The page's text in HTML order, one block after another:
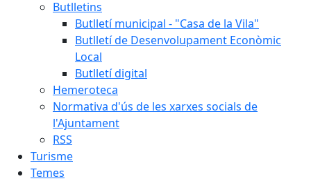
Butlletins
Butlletí municipal - "Casa de la Vila"
Butlletí de Desenvolupament Econòmic
Local
Butlletí digital
Hemeroteca
Normativa d'ús de les xarxes socials de
l'Ajuntament
RSS
Turisme
Temes